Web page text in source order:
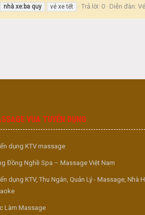
nhà xe:ba quy vé xe tết Trả lời: 0 Diễn đàn:
VUA TUYỂN DỤNG
dụng KTV massage
Đồng Nghề Spa – Massage Việt Nam
dụng KTV, Thu Ngân, Quản Lý - Massage, Nhà
Làm Massage